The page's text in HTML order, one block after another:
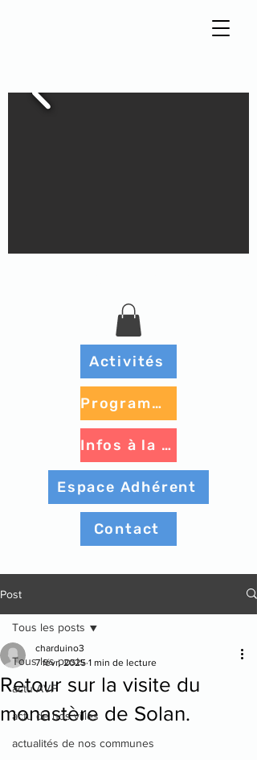
Activités
Contact
Espace Adhérent
Infos à la une
Programme à venir
Post
Tous les posts
actu AVF
actu de nos villes
actualités de nos communes
Tous les posts
Retour sur la visite du
monastère de Solan.
charduino3
7 févr. 2025 1 min de lecture